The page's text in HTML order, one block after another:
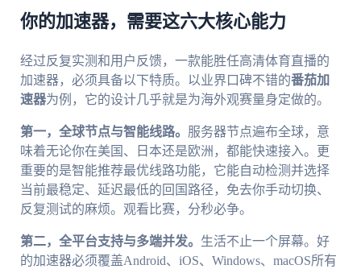
你的加速器，需要这六大核心能力
经过反复实测和用户反馈，一款能胜任高清体育直播的
加速器，必须具备以下特质。以业界口碑不错的番茄加
速器为例，它的设计几乎就是为海外观赛量身定做的。
第一，全球节点与智能线路。 服务器节点遍布全球，意
味着无论你在美国、日本还是欧洲，都能快速接入。更
重要的是智能推荐最优线路功能，它能自动检测并选择
当前最稳定、延迟最低的回国路径，免去你手动切换、
反复测试的麻烦。观看比赛，分秒必争。
第二，全平台支持与多端并发。 生活不止一个屏幕。好
的加速器必须覆盖Android、iOS、Windows、macOS所有